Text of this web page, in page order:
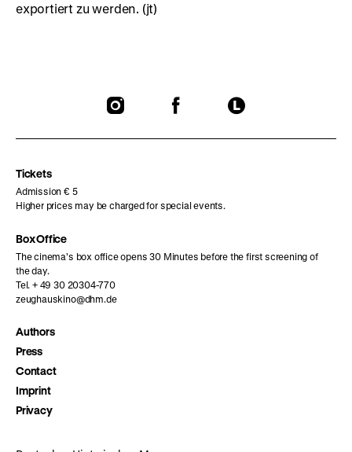
exportiert zu werden. (jt)
To
To
To
Tickets
Admission € 5
Higher prices may be charged for special events.
Box Office
The cinema’s box office opens 30 Minutes before the first screening of
the day.
Tel. + 49 30 20304-770
zeughauskino@dhm.de
Authors
Press
Contact
Imprint
Privacy